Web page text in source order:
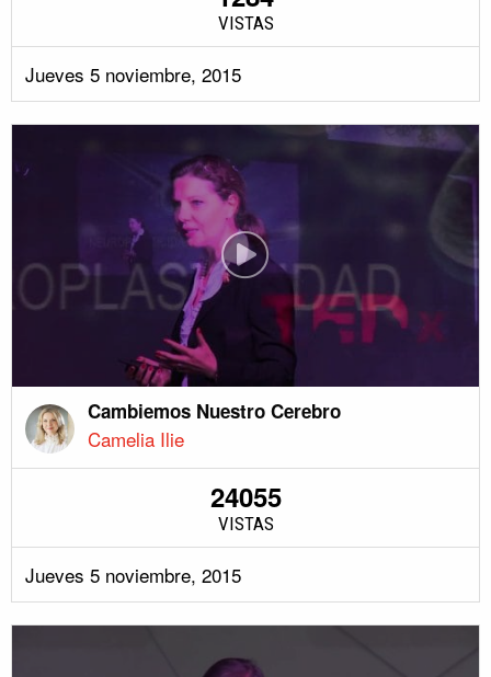
VISTAS
Jueves 5 noviembre, 2015
Cambiemos Nuestro Cerebro
Camelia Ilie
24055
VISTAS
Jueves 5 noviembre, 2015